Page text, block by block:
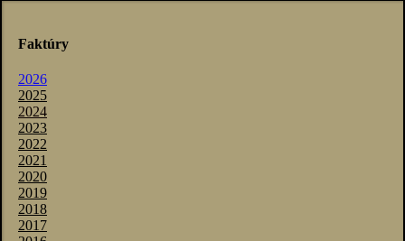
Faktúry
2026
2025
2024
2023
2022
2021
2020
2019
2018
2017